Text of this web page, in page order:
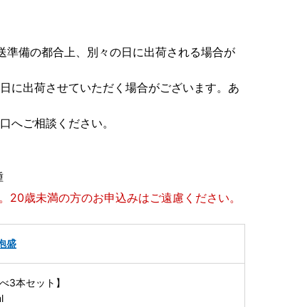
備の都合上、別々の日に出荷される場合が
に出荷させていただく場合がございます。あ
へご相談ください。
歳未満の方のお申込みはご遠慮ください。
盛
3本セット】